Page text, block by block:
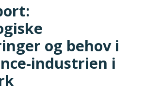
og behov i
industrien i